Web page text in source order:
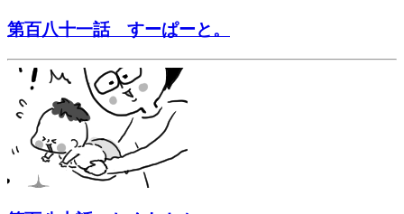
第百八十一話 すーぱーと。